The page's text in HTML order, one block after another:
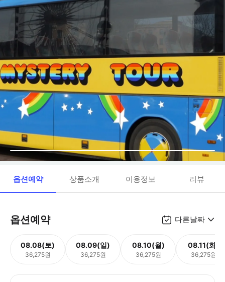
옵션예약 상품소개 이용정보 리뷰
옵션예약 다른날짜
08.08(토)
36,275원
08.09(일)
36,275원
08.10(월)
36,275원
08.11(화)
36,275원